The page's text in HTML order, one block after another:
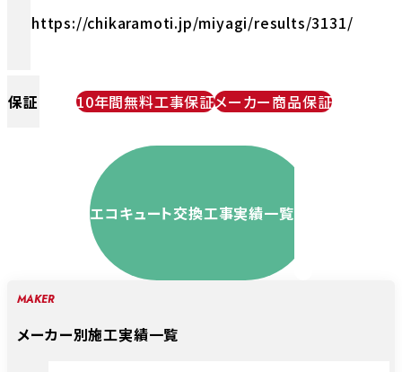
https://chikaramoti.jp/miyagi/results/3131/
保証 10年間無料工事保証メーカー商品保証
エコキュート交換工事実績一覧
MAKER
メーカー別施工実績一覧